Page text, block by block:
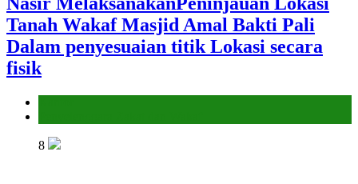
Tanah Wakaf Masjid Amal Bakti Pali
Dalam penyesuaian titik Lokasi secara
fisik
8